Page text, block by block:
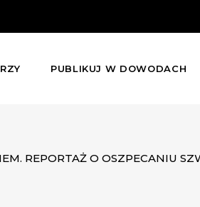
PUBLIKUJ W DOWODACH
REPORTAŻ O OSZPECANIU